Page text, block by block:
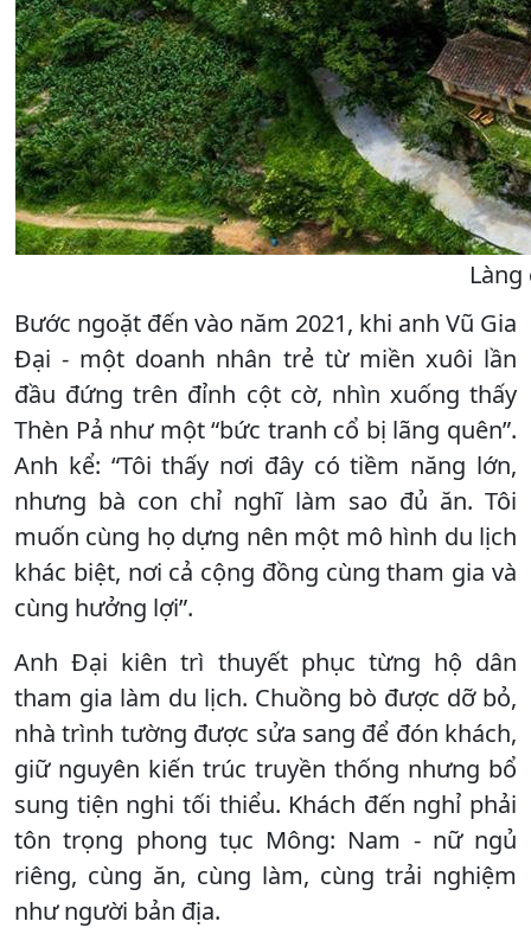
Bước ngoặt đến vào năm 2021, khi anh Vũ Gia
Đại - một doanh nhân trẻ từ miền xuôi lần
đầu đứng trên đỉnh cột cờ, nhìn xuống thấy
Thèn Pả như một “bức tranh cổ bị lãng quên”.
Anh kể: “Tôi thấy nơi đây có tiềm năng lớn,
nhưng bà con chỉ nghĩ làm sao đủ ăn. Tôi
muốn cùng họ dựng nên một mô hình du lịch
khác biệt, nơi cả cộng đồng cùng tham gia và
cùng hưởng lợi”.
Anh Đại kiên trì thuyết phục từng hộ dân
tham gia làm du lịch. Chuồng bò được dỡ bỏ,
nhà trình tường được sửa sang để đón khách,
giữ nguyên kiến trúc truyền thống nhưng bổ
sung tiện nghi tối thiểu. Khách đến nghỉ phải
tôn trọng phong tục Mông: Nam - nữ ngủ
riêng, cùng ăn, cùng làm, cùng trải nghiệm
như người bản địa.